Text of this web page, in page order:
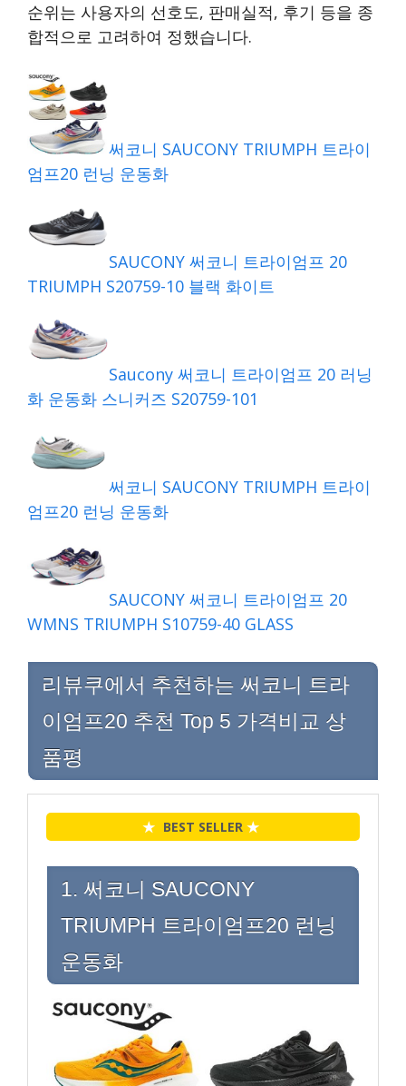
순위는 사용자의 선호도, 판매실적, 후기 등을 종
합적으로 고려하여 정했습니다.
써코니 SAUCONY TRIUMPH 트라이
엄프20 런닝 운동화
SAUCONY 써코니 트라이엄프 20
TRIUMPH S20759-10 블랙 화이트
Saucony 써코니 트라이엄프 20 러닝
화 운동화 스니커즈 S20759-101
써코니 SAUCONY TRIUMPH 트라이
엄프20 런닝 운동화
SAUCONY 써코니 트라이엄프 20
WMNS TRIUMPH S10759-40 GLASS
리뷰쿠에서 추천하는 써코니 트라
이엄프20 추천 Top 5 가격비교 상
품평
★ BEST SELLER ★
1. 써코니 SAUCONY
TRIUMPH 트라이엄프20 런닝
운동화